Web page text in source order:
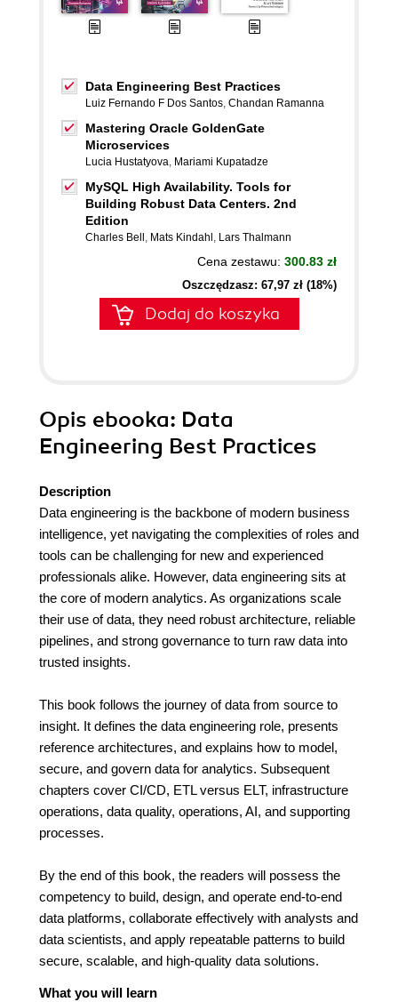
Data Engineering Best Practices
Luiz Fernando F Dos Santos, Chandan Ramanna
Mastering Oracle GoldenGate
Microservices
Lucia Hustatyova, Mariami Kupatadze
MySQL High Availability. Tools for
Building Robust Data Centers. 2nd
Edition
Charles Bell , Mats Kindahl , Lars Thalmann
Cena zestawu: 300.83 zł
Oszczędzasz: 67,97 zł (18%)
Dodaj do koszyka
Opis ebooka: Data
Engineering Best Practices
Description
Data engineering is the backbone of modern business
intelligence, yet navigating the complexities of roles and
tools can be challenging for new and experienced
professionals alike. However, data engineering sits at
the core of modern analytics. As organizations scale
their use of data, they need robust architecture, reliable
pipelines, and strong governance to turn raw data into
trusted insights.
This book follows the journey of data from source to
insight. It defines the data engineering role, presents
reference architectures, and explains how to model,
secure, and govern data for analytics. Subsequent
chapters cover CI/CD, ETL versus ELT, infrastructure
operations, data quality, operations, AI, and supporting
processes.
By the end of this book, the readers will possess the
competency to build, design, and operate end-to-end
data platforms, collaborate effectively with analysts and
data scientists, and apply repeatable patterns to build
secure, scalable, and high-quality data solutions.
What you will learn